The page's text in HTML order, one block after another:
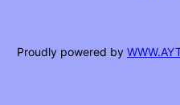
Proudly powered by